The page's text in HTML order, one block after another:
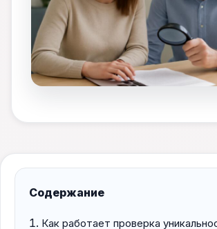
Содержание
Как работает проверка